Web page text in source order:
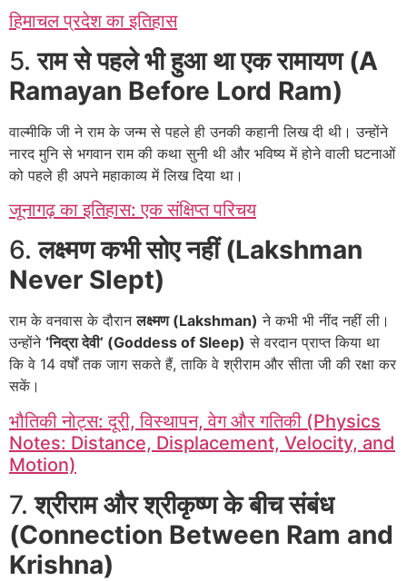
हिमाचल प्रदेश का इतिहास
5.राम से पहले भी हुआ था एक रामायण (A
Ramayan Before Lord Ram)
वाल्मीकि जी ने राम के जन्म से पहले ही उनकी कहानी लिख दी थी। उन्होंने
नारद मुनि से भगवान राम की कथा सुनी थी और भविष्य में होने वाली घटनाओं
को पहले ही अपने महाकाव्य में लिख दिया था।
जूनागढ़ का इतिहास: एक संक्षिप्त परिचय
6.लक्ष्मण कभी सोए नहीं (Lakshman
Never Slept)
राम के वनवास के दौरानलक्ष्मण (Lakshman) ने कभी भी नींद नहीं ली।
उन्होंने ‘निद्रा देवी’ (Goddess of Sleep) से वरदान प्राप्त किया था
कि वे 14 वर्षों तक जाग सकते हैं, ताकि वे श्रीराम और सीता जी की रक्षा कर
सकें।
भौतिकी नोट्स: दूरी, विस्थापन, वेग और गतिकी (Physics
Notes: Distance, Displacement, Velocity, and
Motion)
7.श्रीराम और श्रीकृष्ण के बीच संबंध
(Connection Between Ram and
Krishna)